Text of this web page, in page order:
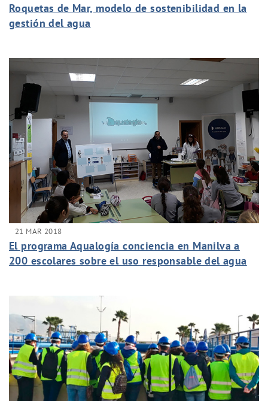
Roquetas de Mar, modelo de sostenibilidad en la
gestión del agua
21 MAR 2018
El programa Aqualogía conciencia en Manilva a
200 escolares sobre el uso responsable del agua